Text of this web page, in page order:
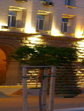
Despre
noi
Transport